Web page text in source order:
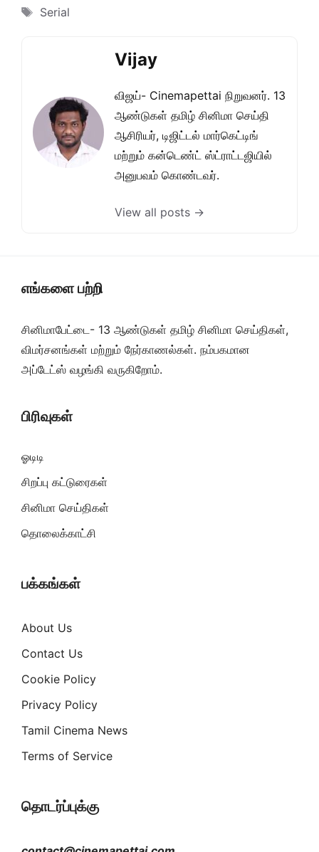
Tags
Serial
Vijay
விஜய்- Cinemapettai நிறுவனர். 13
ஆண்டுகள் தமிழ் சினிமா செய்தி
ஆசிரியர், டிஜிட்டல் மார்கெட்டிங்
மற்றும் கன்டெண்ட் ஸ்ட்ராட்டஜியில்
அனுபவம் கொண்டவர்.
View all posts →
எங்களை பற்றி
சினிமாபேட்டை- 13 ஆண்டுகள் தமிழ் சினிமா செய்திகள்,
விமர்சனங்கள் மற்றும் நேர்காணல்கள். நம்பகமான
அப்டேட்ஸ் வழங்கி வருகிறோம்.
பிரிவுகள்
ஓடிடி
சிறப்பு கட்டுரைகள்
சினிமா செய்திகள்
தொலைக்காட்சி
பக்கங்கள்
About Us
Contact Us
Cookie Policy
Privacy Policy
Tamil Cinema News
Terms of Service
தொடர்ப்புக்கு